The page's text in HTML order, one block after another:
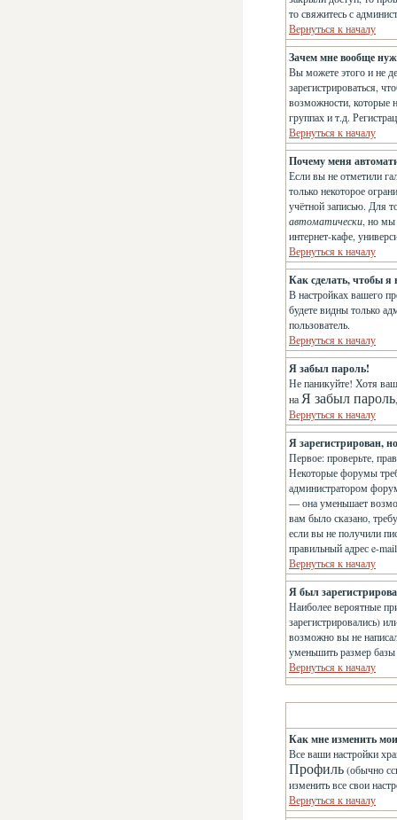
то свяжитесь с
Вернуться к началу
Зачем мне вообще
Вы можете этого и не
зарегистрироваться,
возможности, которые
группах и т.д.
Вернуться к началу
Почему меня
Если вы не отметили
только некоторое
учётной записью. Для
автоматически, но мы
интернет-кафе,
Вернуться к началу
Как сделать, чтобы я
В настройках вашего
будете видны только
пользователь.
Вернуться к началу
Я забыл пароль!
Не паникуйте! Хотя
на Я забыл пароль
Вернуться к началу
Я зарегистрирован,
Первое: проверьте,
Некоторые форумы
администратором
— она уменьшает
вам было сказано,
если вы не получили
правильный адрес e-
Вернуться к началу
Я был
Наиболее вероятные
зарегистрировались)
возможно вы не
уменьшить размер базы
Вернуться к началу
Как мне изменить
Все ваши настройки
Профиль(обычно
изменить все свои
Вернуться к началу